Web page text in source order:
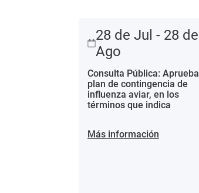
28 de Jul - 28 de
Ago
Consulta Pública: Aprueba
plan de contingencia de
influenza aviar, en los
términos que indica
Más información